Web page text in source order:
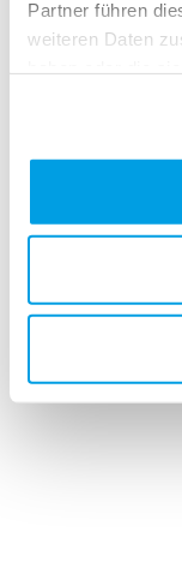
Partner führen
weiteren Daten